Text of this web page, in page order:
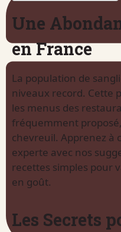
Une
en France
La population de
niveaux record. Cette
les menus des
fréquemment
chevreuil. Apprenez à
experte avec nos
recettes simples pour
en goût.
Les Secrets